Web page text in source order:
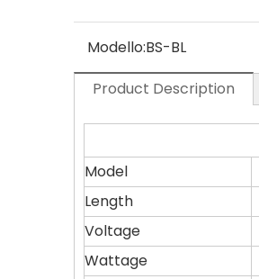
Modello:BS-BL
Product Description
Model
Length
Voltage
Wattage